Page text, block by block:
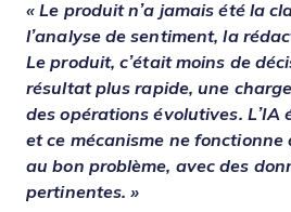
« Le produit n’a jamais été la
l’analyse de sentiment, la
Le produit, c’était moins de
résultat plus rapide, une
des opérations évolutives. L’IA
et ce mécanisme ne fonctionne
au bon problème, avec des
pertinentes. »